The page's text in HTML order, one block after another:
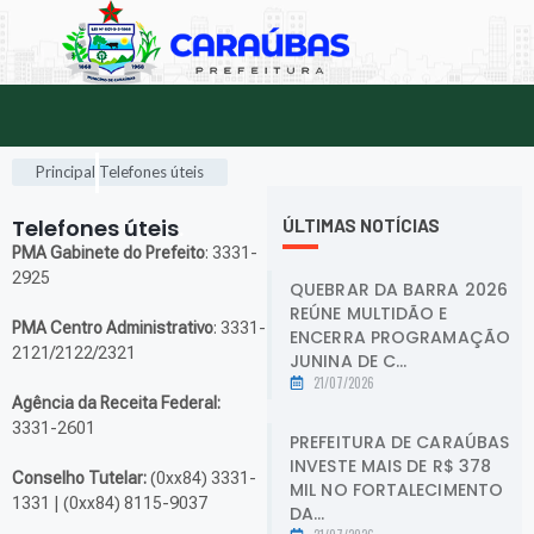
Principal Telefones úteis
Telefones úteis
PMA Gabinete do Prefeito: 3331-
2925
PMA Centro Administrativo: 3331-
2121/2122/2321
Agência da Receita Federal:
3331-2601
Conselho Tutelar:(0xx84) 3331-
1331 | (0xx84) 8115-9037
ÚLTIMAS NOTÍCIAS
QUEBRAR DA BARRA 2026
REÚNE MULTIDÃO E
ENCERRA PROGRAMAÇÃO
JUNINA DE C...
21/07/2026
PREFEITURA DE CARAÚBAS
INVESTE MAIS DE R$ 378
MIL NO FORTALECIMENTO
DA...